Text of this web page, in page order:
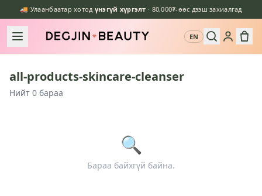
🚚 Улаанбаатар хотод үнэгүй хүргэлт · 80,000₮-өөс дээш захиалгад
EN
all-products-skincare-cleanser
Нийт 0 бараа
🔍
Бараа байхгүй байна.